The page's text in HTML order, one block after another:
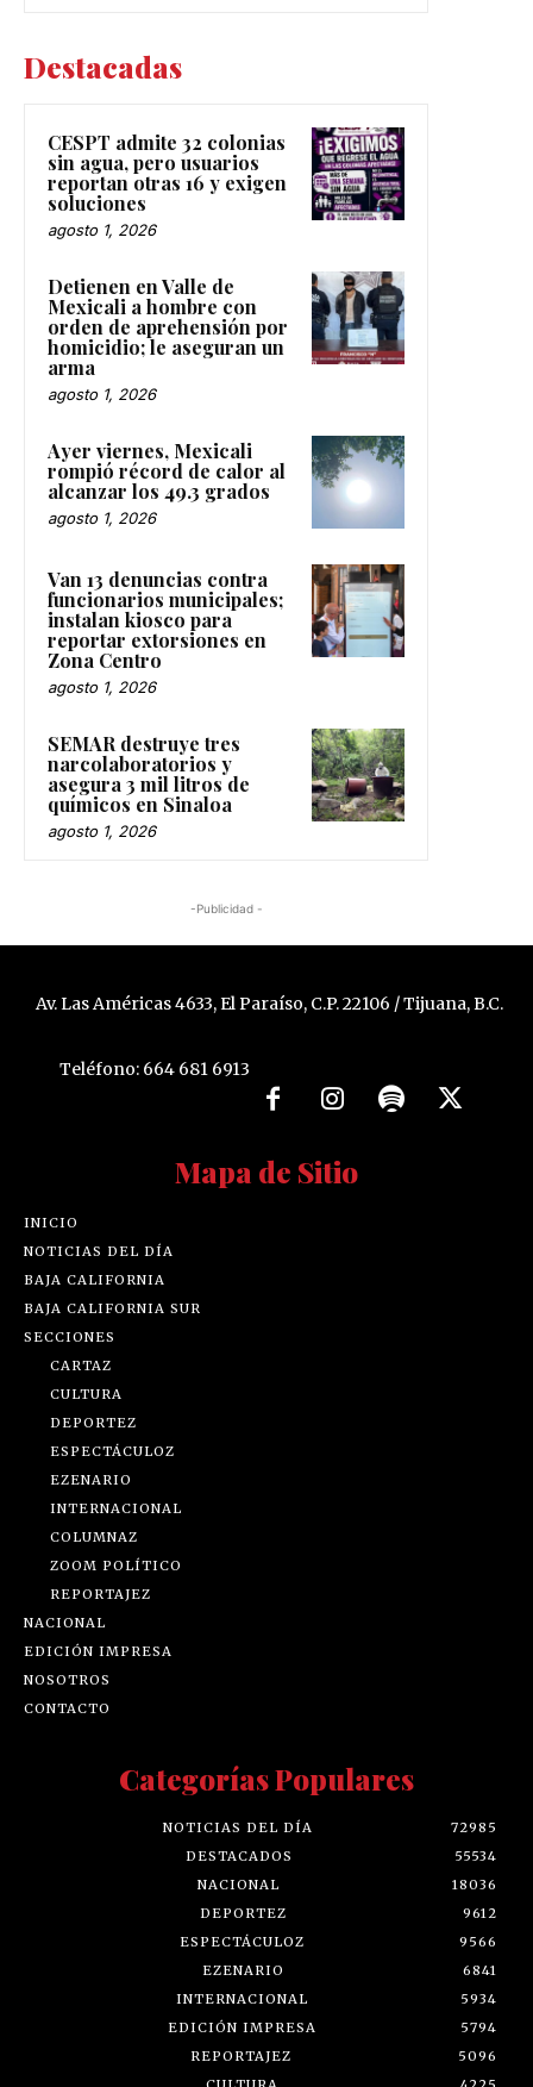
Destacadas
CESPT admite 32 colonias
sin agua, pero usuarios
reportan otras 16 y exigen
soluciones
agosto 1, 2026
Detienen en Valle de
Mexicali a hombre con
orden de aprehensión por
homicidio; le aseguran un
arma
agosto 1, 2026
Ayer viernes, Mexicali
rompió récord de calor al
alcanzar los 49.3 grados
agosto 1, 2026
Van 13 denuncias contra
funcionarios municipales;
instalan kiosco para
reportar extorsiones en
Zona Centro
agosto 1, 2026
SEMAR destruye tres
narcolaboratorios y
asegura 3 mil litros de
químicos en Sinaloa
agosto 1, 2026
-Publicidad -
Av. Las Américas 4633, El Paraíso, C.P. 22106 / Tijuana, B.C.
Teléfono: 664 681 6913
Mapa de Sitio
INICIO
NOTICIAS DEL DÍA
BAJA CALIFORNIA
BAJA CALIFORNIA SUR
SECCIONES
CARTAZ
CULTURA
DEPORTEZ
ESPECTÁCULOZ
EZENARIO
INTERNACIONAL
COLUMNAZ
ZOOM POLÍTICO
REPORTAJEZ
NACIONAL
EDICIÓN IMPRESA
NOSOTROS
CONTACTO
Categorías Populares
NOTICIAS DEL DÍA
72985
DESTACADOS
55534
NACIONAL
18036
DEPORTEZ
9612
ESPECTÁCULOZ
9566
EZENARIO
6841
INTERNACIONAL
5934
EDICIÓN IMPRESA
5794
REPORTAJEZ
5096